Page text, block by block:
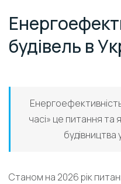
будівель в
часі» це питання та
Станом на 2026 рік